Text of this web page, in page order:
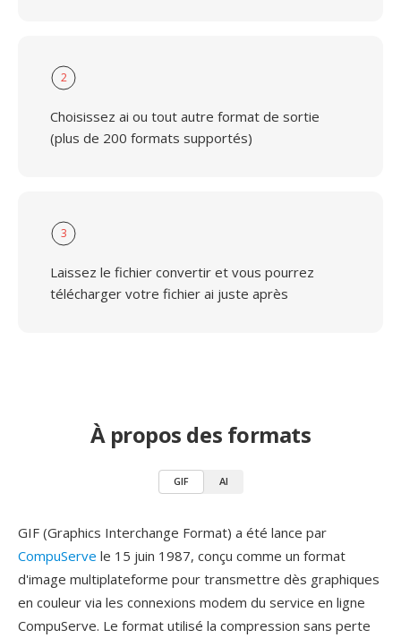
2
Choisissez ai ou tout autre format de sortie
(plus de 200 formats supportés)
3
Laissez le fichier convertir et vous pourrez
télécharger votre fichier ai juste après
À propos des formats
GIF AI
GIF (Graphics Interchange Format) a été lance par
CompuServe le 15 juin 1987, conçu comme un format
d'image multiplateforme pour transmettre dès graphiques
en couleur via les connexions modem du service en ligne
CompuServe. Le format utilisé la compression sans perte